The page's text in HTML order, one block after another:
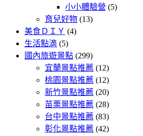
小小體驗營 (5)
育兒好物 (13)
美食ＤＩＹ (4)
生活點滴 (5)
國內旅遊景點 (299)
宜蘭景點推薦 (12)
桃園景點推薦 (12)
新竹景點推薦 (20)
苗栗景點推薦 (28)
台中景點推薦 (83)
彰化景點推薦 (42)